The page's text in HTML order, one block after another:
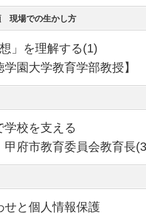
現場での生かし方
」を理解する(1)
学園大学教育学部教授】
学校を支える
甲府市教育委員会教育長
せと個人情報保護